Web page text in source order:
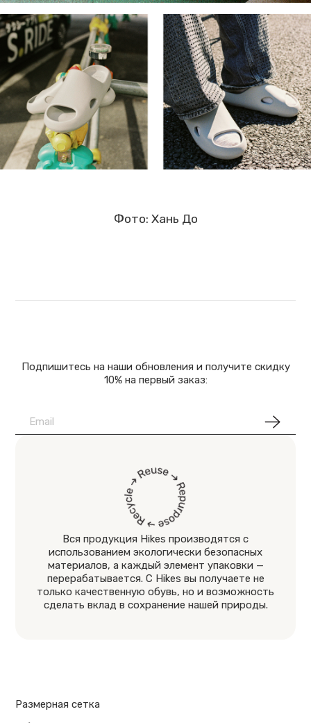
Фото: Хань До
Размерная сетка
Подпишитесь на наши обновления и получите скидку
10% на первый заказ:
Вся продукция Hikes производятся с
использованием экологически безопасных
материалов, а каждый элемент упаковки —
перерабатывается. С Hikes вы получаете не
только качественную обувь, но и возможность
сделать вклад в сохранение нашей природы.